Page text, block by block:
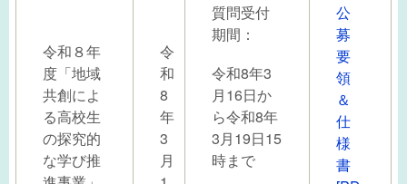
令和８年
度「地域
共創によ
る高校生
の探究的
な学び推
令
和
8
年
3
月
質問受付
期間：
令和8年3
月16日か
ら令和8年
3月19日15
時まで
公
募
要
領
＆
仕
様
書